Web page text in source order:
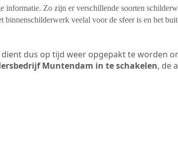
informatie. Zo zijn er verschillende soorten
binnenschilderwerk veelal voor de sfeer is en het
dus op tijd weer opgepakt te worden
Muntendam in te schakelen, de